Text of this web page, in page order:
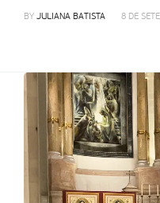
BY JULIANA BATISTA 8 DE